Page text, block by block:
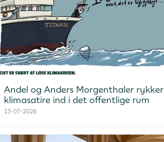
Andel og Anders Morgenthaler rykker
klimasatire ind i det offentlige rum
13-07-2026